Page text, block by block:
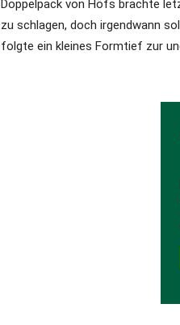
Doppelpack von Höfs brachte
zu schlagen, doch irgendwann
folgte ein kleines Formtief zur